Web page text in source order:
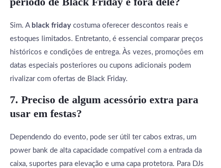
Sim. A black friday costuma oferecer descontos reais e
estoques limitados. Entretanto, é essencial comparar preços
históricos e condições de entrega. Às vezes, promoções em
datas especiais posteriores ou cupons adicionais podem
rivalizar com ofertas de Black Friday.
7. Preciso de algum acessório extra para
usar em festas?
Dependendo do evento, pode ser útil ter cabos extras, um
power bank de alta capacidade compatível com a entrada da
caixa, suportes para elevação e uma capa protetora. Para DJs